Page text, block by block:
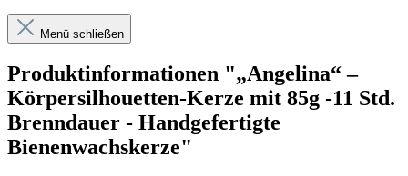
Menü schließen
Produktinformationen "„Angelina“ –
Körpersilhouetten-Kerze mit 85g -11 Std.
Brenndauer - Handgefertigte
Bienenwachskerze"